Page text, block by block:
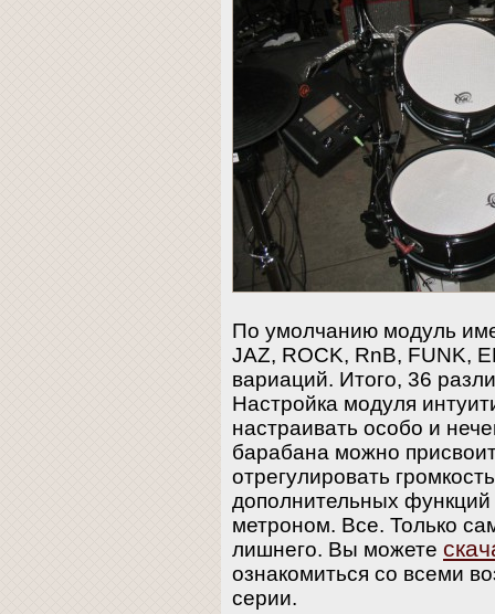
По умолчанию модуль
JAZ, ROCK, RnB, FUNK,
вариаций. Итого, 36
Настройка модуля
настраивать особо и
барабана можно
отрегулировать
дополнительных функций
метроном. Все. Только
лишнего. Вы можете
ознакомиться со всеми
серии.